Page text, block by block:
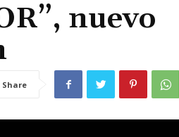
nuevo
Share